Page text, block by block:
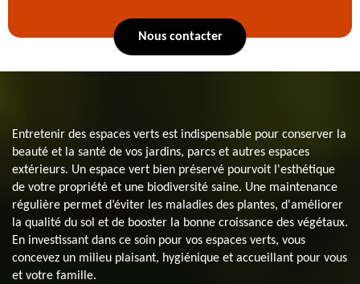
Nous contacter
Entretenir des espaces verts est indispensable pour conserver la
beauté et la santé de vos jardins, parcs et autres espaces
extérieurs. Un espace vert bien préservé pourvoit l'esthétique
de votre propriété et une biodiversité saine. Une maintenance
régulière permet d’éviter les maladies des plantes, d'améliorer
la qualité du sol et de booster la bonne croissance des végétaux.
En investissant dans ce soin pour vos espaces verts, vous
concevez un milieu plaisant, hygiénique et accueillant pour vous
et votre famille.